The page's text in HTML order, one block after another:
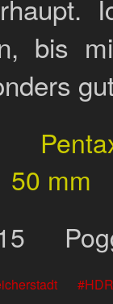
bis
50 mm
HDR